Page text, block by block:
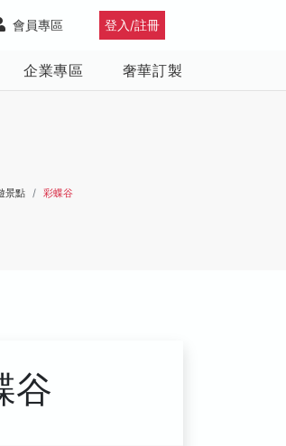
登入/註冊
會員專區
企業專區 奢華訂製
景點 彩蝶谷
谷